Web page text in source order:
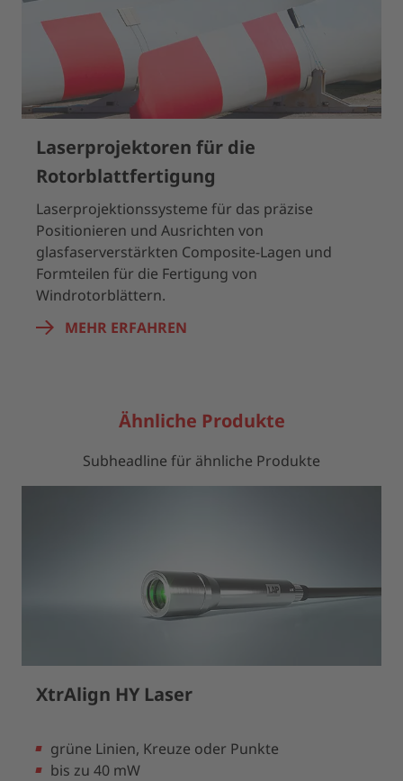
Laserprojektoren für die
Rotorblattfertigung
Laserprojektionssysteme für das präzise
Positionieren und Ausrichten von
glasfaserverstärkten Composite-Lagen und
Formteilen für die Fertigung von
Windrotorblättern.
MEHR ERFAHREN
Ähnliche Produkte
Subheadline für ähnliche Produkte
XtrAlign HY Laser
grüne Linien, Kreuze oder Punkte
bis zu 40 mW